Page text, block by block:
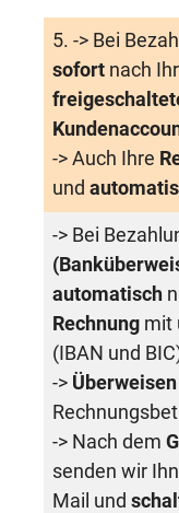
5. -> Bei
sofort nach
-> Auch Ihre
und
-> Bei
automatisch
Rechnung mit
(IBAN und
-> Überweisen
-> Nach dem
senden wir
Mail und